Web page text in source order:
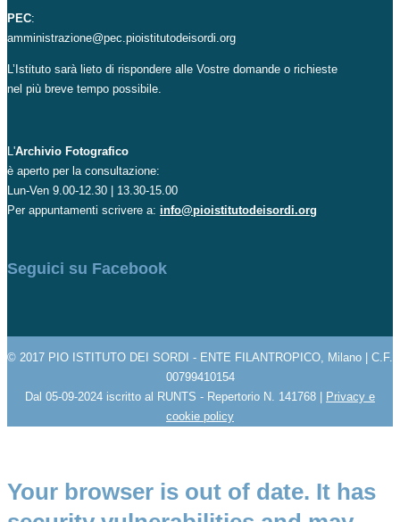
PEC:
amministrazione@pec.pioistitutodeisordi.org
L’Istituto sarà lieto di rispondere alle Vostre domande o richieste
nel più breve tempo possibile.
L'Archivio Fotografico
è aperto per la consultazione:
Lun-Ven 9.00-12.30 | 13.30-15.00
Per appuntamenti scrivere a: info@pioistitutodeisordi.org
Seguici su Facebook
© 2017 PIO ISTITUTO DEI SORDI - ENTE FILANTROPICO, Milano | C.F.
00799410154
Dal 05-09-2024 iscritto al RUNTS - Repertorio N. 141768 | Privacy e
cookie policy
Your browser is out of date. It has